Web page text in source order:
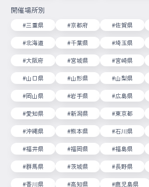
開催場所別
#三重県 #京都府 #佐賀県
#北海道 #千葉県 #埼玉県
#大阪府 #宮城県 #宮崎県
#山口県 #山形県 #山梨県
#岡山県 #岩手県 #広島県
#愛知県 #新潟県 #東京都
#沖縄県 #熊本県 #石川県
#福井県 #福岡県 #福島県
#群馬県 #茨城県 #長野県
#香川県 #高知県 #鹿児島県